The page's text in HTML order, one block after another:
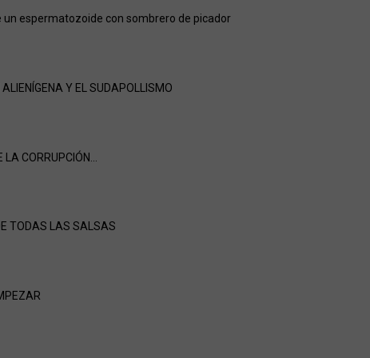
un espermatozoide con sombrero de picador
ALIENÍGENA Y EL SUDAPOLLISMO
LA CORRUPCIÓN…
TODAS LAS SALSAS